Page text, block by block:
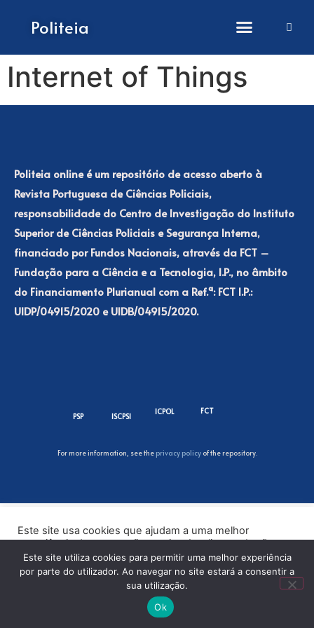
Politeia
Internet of Things
Politeia online é um repositório de acesso aberto à
Revista Portuguesa de Ciências Policiais,
responsabilidade do Centro de Investigação do Instituto
Superior de Ciências Policiais e Segurança Interna,
financiado por Fundos Nacionais, através da FCT –
Fundação para a Ciência e a Tecnologia, I.P., no âmbito
do Financiamento Plurianual com a Ref.ª: FCT I.P.:
UIDP/04915/2020 e UIDB/04915/2020.
PSP ISCPSI
ICPOL FCT
For more information, see the privacy policyof the repository.
Este site usa cookies que ajudam a uma melhor
experiência de navegação no site. Ao clicar no botão
“Aceitar” ou continuar a visualizar o nosso site, você
concorda com o uso de cookies no nosso site.
Este site utiliza cookies para permitir uma melhor experiência
por parte do utilizador. Ao navegar no site estará a consentir a
sua utilização.
Ok